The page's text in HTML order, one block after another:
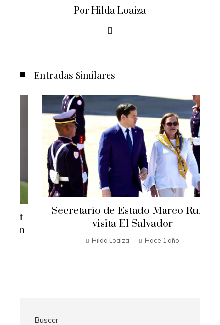
Por Hilda Loaiza
Entradas Similares
Secretario de Estado Marco Rubio
visita El Salvador
Hilda Loaiza Hace 1 año
Buscar